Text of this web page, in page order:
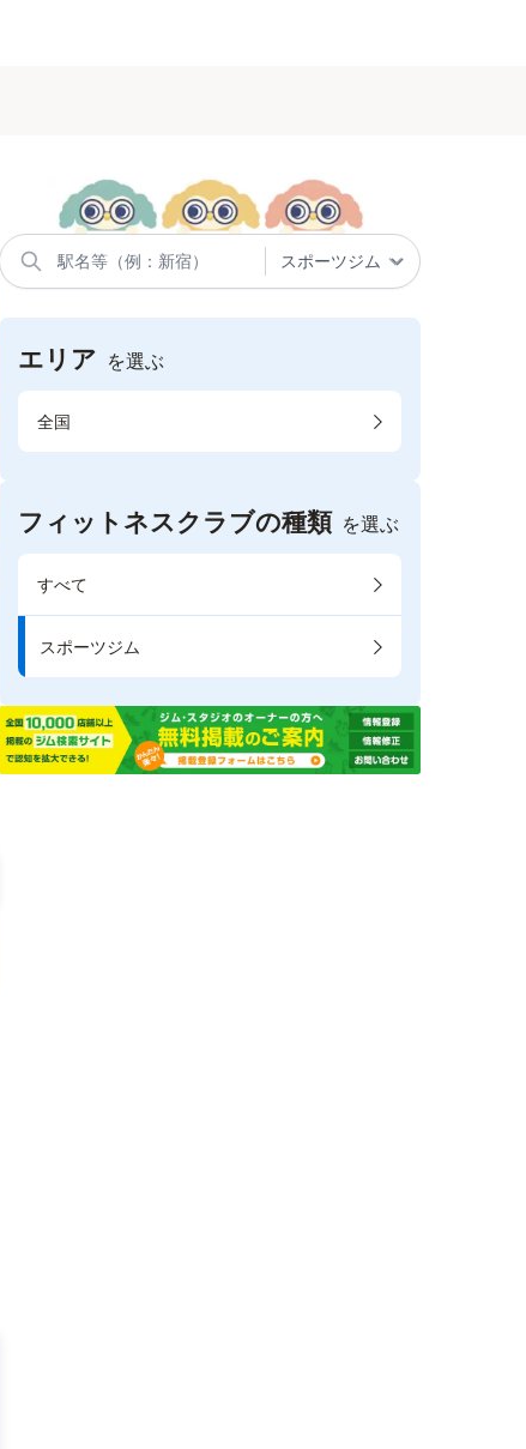
エリア を選ぶ
全国
フィットネスクラブの種類 を選ぶ
すべて
スポーツジム